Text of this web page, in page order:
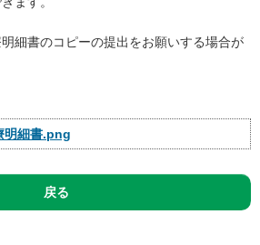
細書のコピーの提出をお願いする場合が
明細書.png
戻る